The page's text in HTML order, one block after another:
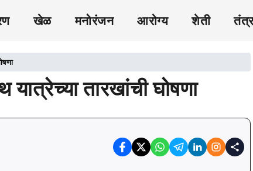
खेळ मनोरंजन आरोग्य शेती
यात्रेच्या तारखांची घोषणा